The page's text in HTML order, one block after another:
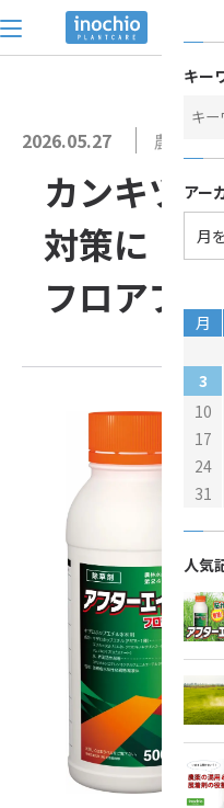
トップ>お役立ち情報
2026.05.27 農薬
カンキツ園
対策に「ア
フロアブ
キー
アー
月
3
10
17
24
31
人気